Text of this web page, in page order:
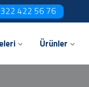
422 56 76
Ürünler